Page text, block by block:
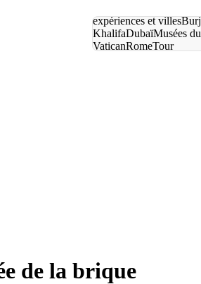
expériences et villesBurj
KhalifaDubaïMusées du
VaticanRomeTour
de la brique